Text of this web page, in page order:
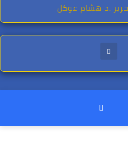
.د هشام عوكل